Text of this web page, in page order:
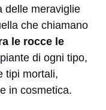
delle meraviglie
che chiamano
le rocce le
di ogni tipo,
tipi mortali,
in cosmetica.